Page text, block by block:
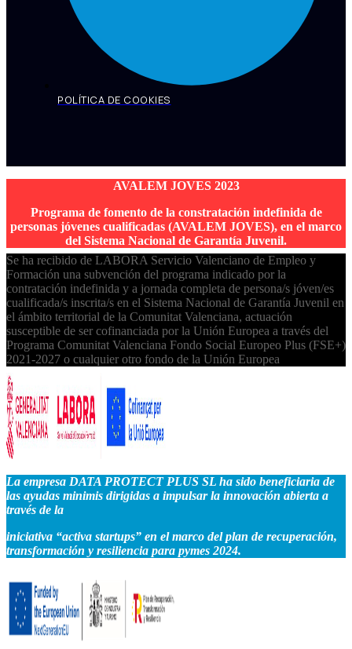
POLÍTICA DE COOKIES
AVALEM JOVES 2023
Programa de fomento de la constratación indefinida de
personas jóvenes cualificadas (AVALEM JOVES), en el marco
del Sistema Nacional de Garantía Juvenil.
Se ha recibido de LABORA Servicio Valenciano de Empleo y
Formación una subvención del programa indicado por la
contratación indefinida y a jornada completa de persona/s jóven/es
cualificada/s inscrita/s en el Sistema Nacional de Garantía Juvenil en
el ámbito territorial de la Comunitat Valenciana, actuación
susceptible de ser cofinanciada por la Unión Europea a través del
Programa Comunitat Valenciana Fondo Social Europeo Plus (FSE+)
2021-2027 o cualquier otro fondo de la Unión Europea
La empresa DATA PROTECT PLUS SL ha sido beneficiaria de
las ayudas minimis dirigidas a impulsar la innovación abierta a
través de la
iniciativa “activa startups” en el marco del plan de recuperación,
transformación y resiliencia para pymes 2024.